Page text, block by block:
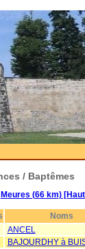
/ Baptêmes
Meures (66 km)
Noms
ANCEL
BAJOURDHY à